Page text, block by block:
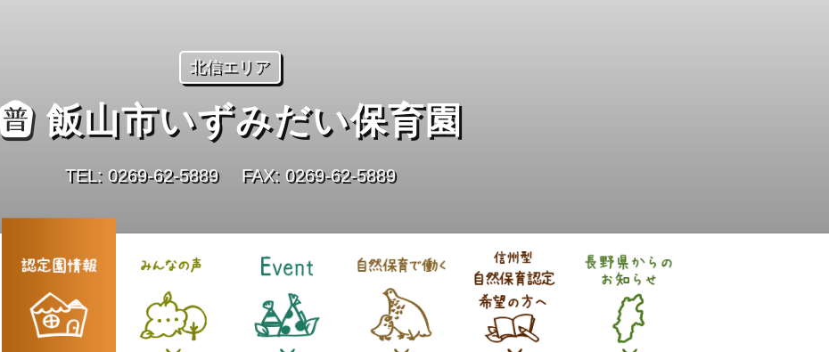
北信エリア
飯山市いずみだい保育園
TEL: 0269‐62‐5889 FAX: 0269‐62‐5889